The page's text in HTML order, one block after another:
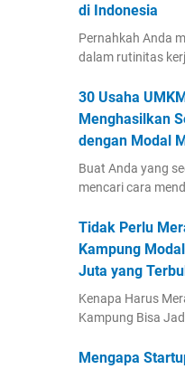
di Indonesia
Pernahkah Anda
dalam rutinitas
30 Usaha
Menghasilkan
dengan Modal
Buat Anda yang
mencari cara
Tidak Perlu
Kampung
Juta yang
Kenapa Harus
Kampung Bisa
Mengapa